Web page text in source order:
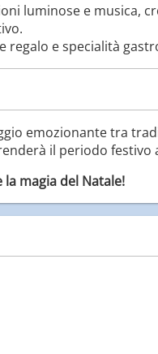
luminose e musica,
e specialità
emozionante tra
il periodo festivo
magia del Natale!